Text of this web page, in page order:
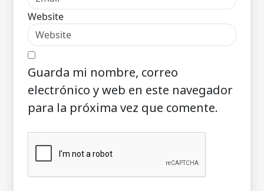
Website
Guarda mi nombre, correo
electrónico y web en este navegador
para la próxima vez que comente.